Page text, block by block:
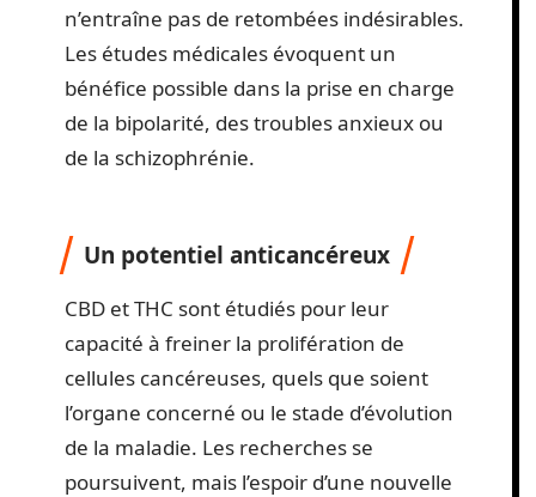
n’entraîne pas de retombées indésirables.
Les études médicales évoquent un
bénéfice possible dans la prise en charge
de la bipolarité, des troubles anxieux ou
de la schizophrénie.
Un potentiel anticancéreux
CBD et THC sont étudiés pour leur
capacité à freiner la prolifération de
cellules cancéreuses, quels que soient
l’organe concerné ou le stade d’évolution
de la maladie. Les recherches se
poursuivent, mais l’espoir d’une nouvelle